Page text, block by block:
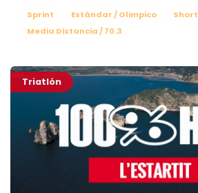
Sprint Estándar / Olimpico
Short
Media Distancia / 70.3
Triatlón